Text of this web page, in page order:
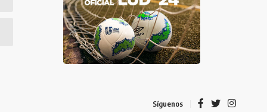
Síguenos